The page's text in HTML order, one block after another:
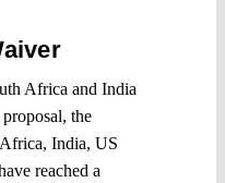
Africa and India
the
India, US
reached a